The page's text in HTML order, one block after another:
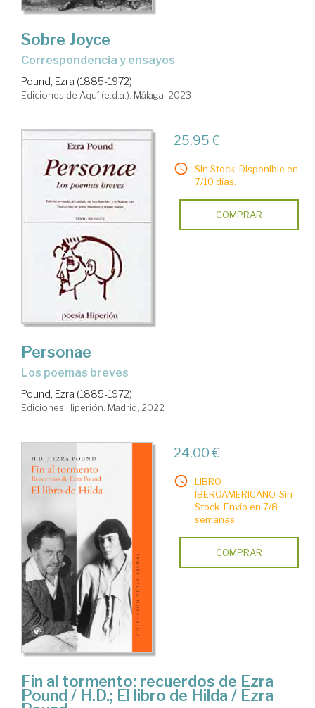
Sobre Joyce
correspondencia y ensayos
Pound, Ezra (1885-1972)
Ediciones de Aquí (e.d.a.). Málaga, 2023
25,95 €
Sin Stock. Disponible en
7/10 días.
COMPRAR
Personae
los poemas breves
Pound, Ezra (1885-1972)
Ediciones Hiperión. Madrid, 2022
24,00 €
LIBRO
IBEROAMERICANO. Sin
Stock. Envío en 7/8
semanas.
COMPRAR
Fin al tormento: recuerdos de Ezra
Pound / H.D.; El libro de Hilda / Ezra